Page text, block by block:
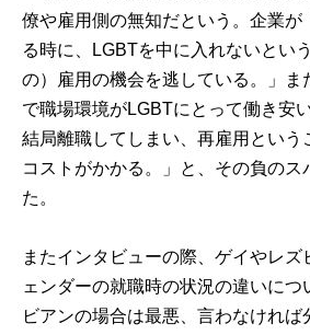
僚や雇用側の無知だという。企業が
る時に、LGBTを中に入れないとい
の）雇用の機会を逃している。」ま
で職場環境がLGBTにとって働き安
結局離職してしまい、再雇用という
コストがかかる。」と、その負のス
た。
またインタビューの際、ゲイやレズ
ェンダーの就職時の状況の違いに
ビアンの場合は最悪、言わなければ